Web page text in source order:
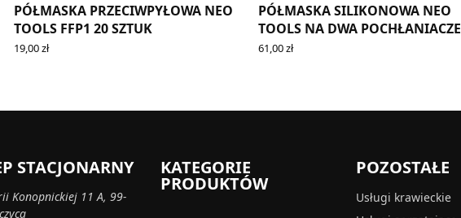
PÓŁMASKA PRZECIWPYŁOWA NEO
TOOLS FFP1 20 SZTUK
19,00zł
PÓŁMASKA SILIKONOWA NEO
TOOLS NA DWA POCHŁANIACZE
61,00zł
STACJONARNY
Konopnickiej 11 A, 99-
KATEGORIE
PRODUKTÓW
POZOSTAŁE
Usługi krawieckie